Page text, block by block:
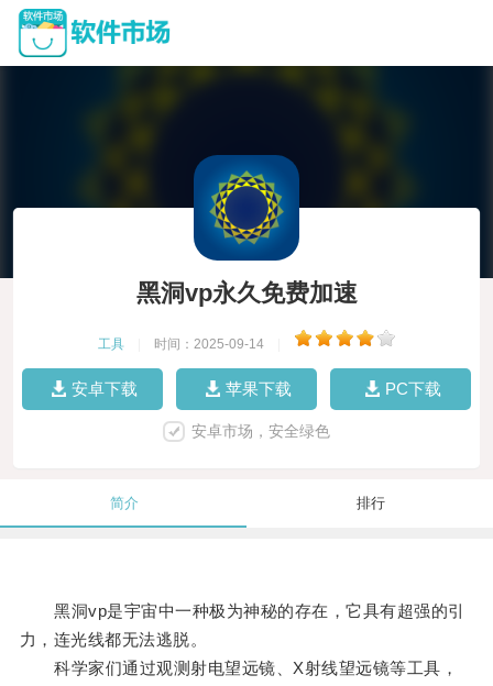
黑洞vp永久免费加速
工具 时间：2025-09-14
安卓下载 苹果下载 PC下载
安卓市场，安全绿色
简介 排行
黑洞vp是宇宙中一种极为神秘的存在，它具有超强的引
力，连光线都无法逃脱。
科学家们通过观测射电望远镜、X射线望远镜等工具，